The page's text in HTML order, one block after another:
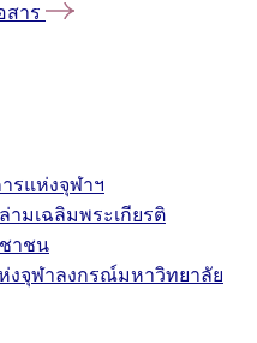
สาร
รแห่งจุฬาฯ
มเฉลิมพระเกียรติ
าชน
งจุฬาลงกรณ์มหาวิทยาลัย